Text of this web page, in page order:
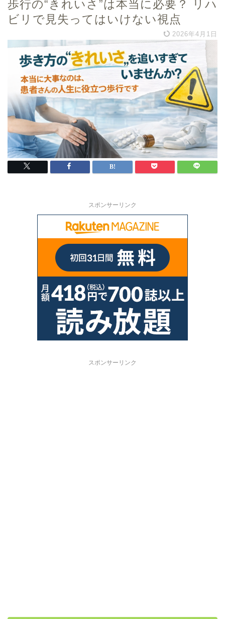
歩行の“きれいさ”は本当に必要？ リハ
ビリで見失ってはいけない視点
2026年4月1日
スポンサーリンク
スポンサーリンク